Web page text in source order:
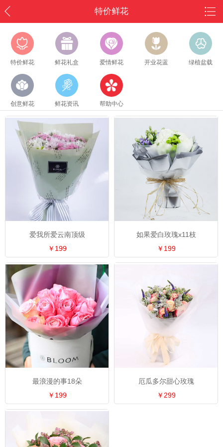
特价鲜花
特价鲜花 鲜花礼盒 爱情鲜花 开业花蓝 绿植盆载
创意鲜花 鲜花资讯 帮助中心
爱我所爱云南顶级
￥199
如果爱白玫瑰x11枝
￥199
最浪漫的事18朵
￥199
厄瓜多尔甜心玫瑰
￥299